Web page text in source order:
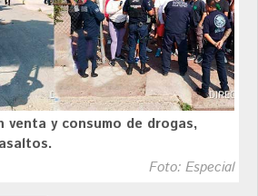
venta y consumo de drogas,
Foto: Especial